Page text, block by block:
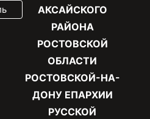
АКСАЙСКОГО
РАЙОНА
РОСТОВСКОЙ
ОБЛАСТИ
РОСТОВСКОЙ-НА-
ДОНУ ЕПАРХИИ
РУССКОЙ